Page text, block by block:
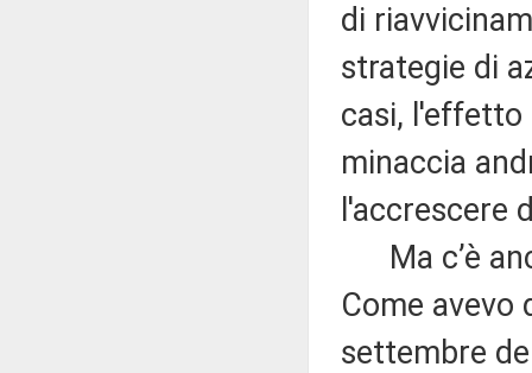
di
strategie di
casi, l'effetto
minaccia
l'accrescere
Ma c’è
Come avevo
settembre